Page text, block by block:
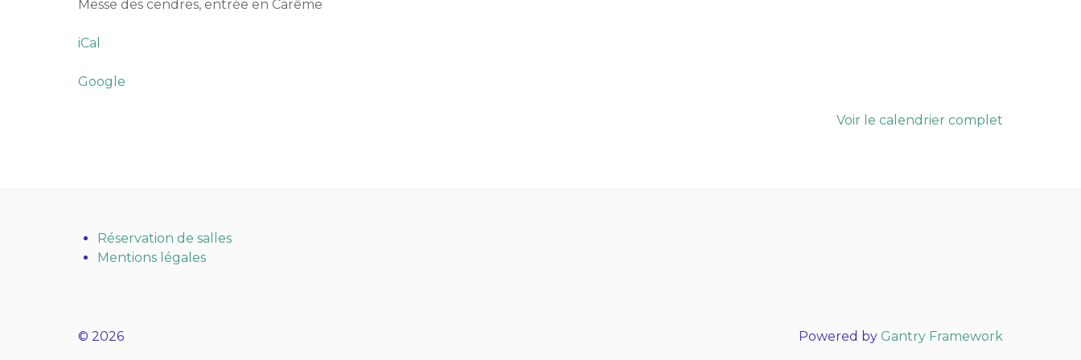
Messe des cendres, entrée en Carême
iCal
Google
Voir le calendrier complet
Réservation de salles
Mentions légales
© 2026 Powered by Gantry Framework